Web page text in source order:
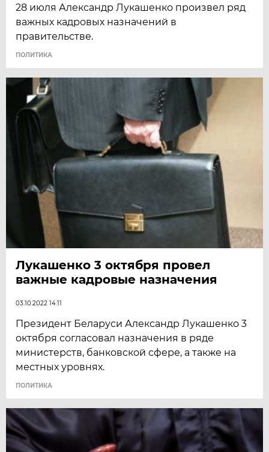
28 июля Александр Лукашенко произвел ряд
важных кадровых назначений в
правительстве.
ПОЛИТИКА
Лукашенко 3 октября провел
важные кадровые назначения
03.10.2022 14:11
Президент Беларуси Александр Лукашенко 3
октября согласовал назначения в ряде
министерств, банковской сфере, а также на
местных уровнях.
ПОЛИТИКА